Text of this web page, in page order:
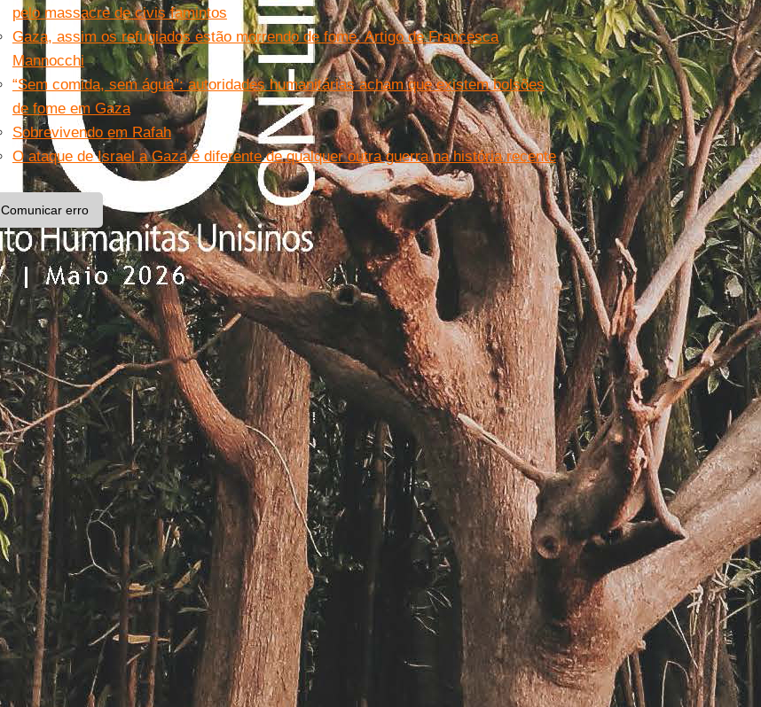
pelo massacre de civis famintos
Gaza, assim os refugiados estão morrendo de fome. Artigo de Francesca
Mannocchi
“Sem comida, sem água”: autoridades humanitárias acham que existem bolsões
de fome em Gaza
Sobrevivendo em Rafah
O ataque de Israel a Gaza é diferente de qualquer outra guerra na história recente
Comunicar erro